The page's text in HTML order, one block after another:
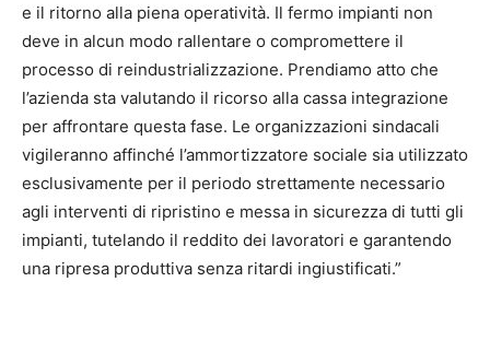
e il ritorno alla piena operatività. Il fermo impianti non
deve in alcun modo rallentare o compromettere il
processo di reindustrializzazione. Prendiamo atto che
l’azienda sta valutando il ricorso alla cassa integrazione
per affrontare questa fase. Le organizzazioni sindacali
vigileranno affinché l’ammortizzatore sociale sia utilizzato
esclusivamente per il periodo strettamente necessario
agli interventi di ripristino e messa in sicurezza di tutti gli
impianti, tutelando il reddito dei lavoratori e garantendo
una ripresa produttiva senza ritardi ingiustificati.”